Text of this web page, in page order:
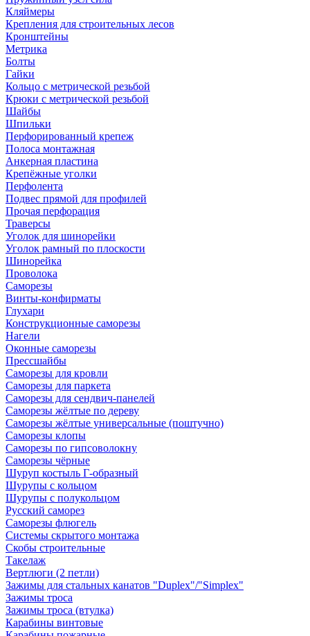
Кляймеры
Крепления для строительных лесов
Кронштейны
Метрика
Болты
Гайки
Кольцо с метрической резьбой
Крюки с метрической резьбой
Шайбы
Шпильки
Перфорированный крепеж
Полоса монтажная
Анкерная пластина
Крепёжные уголки
Перфолента
Подвес прямой для профилей
Прочая перфорация
Траверсы
Уголок для шинорейки
Уголок рамный по плоскости
Шинорейка
Проволока
Саморезы
Винты-конфирматы
Глухари
Конструкционные саморезы
Нагели
Оконные саморезы
Прессшайбы
Саморезы для кровли
Саморезы для паркета
Саморезы для сендвич-панелей
Саморезы жёлтые по дереву
Саморезы жёлтые универсальные (поштучно)
Саморезы клопы
Саморезы по гипсоволокну
Саморезы чёрные
Шуруп костыль Г-образный
Шурупы с кольцом
Шурупы с полукольцом
Русский саморез
Саморезы флюгель
Системы скрытого монтажа
Скобы строительные
Такелаж
Вертлюги (2 петли)
Зажимы для стальных канатов "Duplex"/"Simplex"
Зажимы троса
Зажимы троса (втулка)
Карабины винтовые